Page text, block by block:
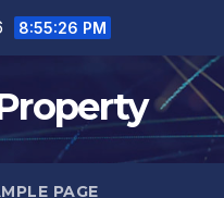
8:55:28 PM
PAGE